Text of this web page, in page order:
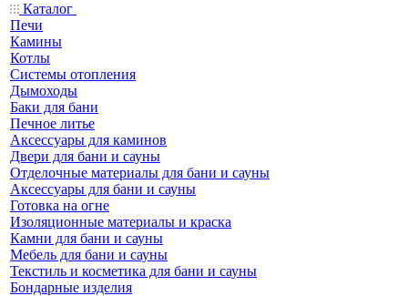
Каталог
Печи
Камины
Котлы
Системы отопления
Дымоходы
Баки для бани
Печное литье
Аксессуары для каминов
Двери для бани и сауны
Отделочные материалы для бани и сауны
Аксессуары для бани и сауны
Готовка на огне
Изоляционные материалы и краска
Камни для бани и сауны
Мебель для бани и сауны
Текстиль и косметика для бани и сауны
Бондарные изделия